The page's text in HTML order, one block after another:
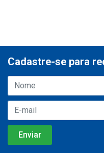
Cadastre-se para